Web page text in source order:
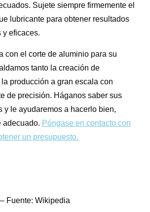
Sujete siempre firmemente el
lubricante para obtener resultados
y eficaces.
con el corte de aluminio para su
tanto la creación de
producción a gran escala con
de precisión. Háganos saber sus
y le ayudaremos a hacerlo bien,
adecuado. Póngase en contacto con
un presupuesto.
– Fuente: Wikipedia